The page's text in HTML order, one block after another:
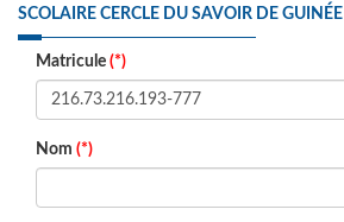
SCOLAIRE CERCLE DU SAVOIR DE GUINÉE
Matricule (*)
Nom (*)